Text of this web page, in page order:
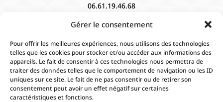
Gérer le consentement
Pour offrir les meilleures expériences, nous utilisons des technologies
telles que les cookies pour stocker et/ou accéder aux informations des
appareils. Le fait de consentir à ces technologies nous permettra de
traiter des données telles que le comportement de navigation ou les ID
uniques sur ce site. Le fait de ne pas consentir ou de retirer son
consentement peut avoir un effet négatif sur certaines
caractéristiques et fonctions.
06.61.19.46.68
Sur rendez vous